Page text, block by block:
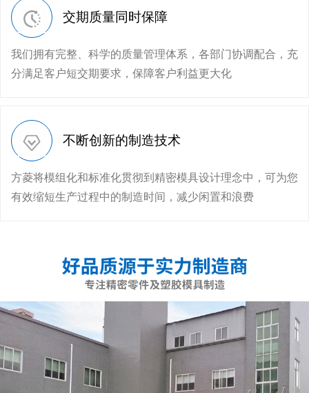
交期质量同时保障
我们拥有完整、科学的质量管理体系，各部门协调配合，充
分满足客户短交期要求，保障客户利益更大化
不断创新的制造技术
方菱将模组化和标准化贯彻到精密模具设计理念中，可为您
有效缩短生产过程中的制造时间，减少闲置和浪费